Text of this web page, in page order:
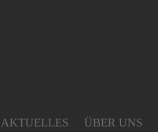
AKTUELLES ÜBER UNS